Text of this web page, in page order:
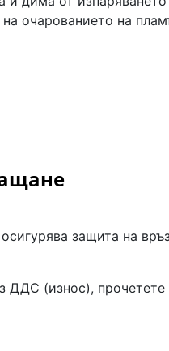
очарованието на
защита на
(износ),